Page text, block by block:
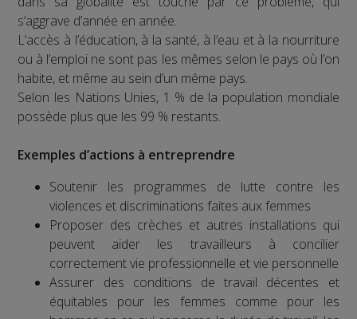
s’aggrave d’année en année.
L’accès à l’éducation, à la santé, à l’eau et à la nourriture
ou à l’emploi ne sont pas les mêmes selon le pays où l’on
habite, et même au sein d’un même pays.
Selon les Nations Unies, 1 % de la population mondiale
possède plus que les 99 % restants.
Exemples d’actions à entreprendre
Soutenir les programmes de lutte contre les
violences et discriminations faites aux femmes
Proposer des crèches et autres installations qui
peuvent aider les travailleurs à concilier
correctement vie professionnelle et vie personnelle
Assurer des conditions de travail décentes et
équitables pour les femmes comme pour les